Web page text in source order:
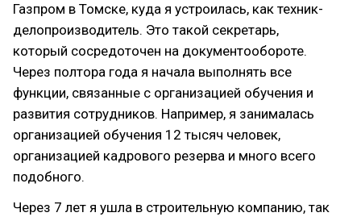
Газпром в Томске, куда я устроилась, как техник-
делопроизводитель. Это такой секретарь,
который сосредоточен на документообороте.
Через полтора года я начала выполнять все
функции, связанные с организацией обучения и
развития сотрудников. Например, я занималась
организацией обучения 12 тысяч человек,
организацией кадрового резерва и много всего
подобного.
Через 7 лет я ушла в строительную компанию, так